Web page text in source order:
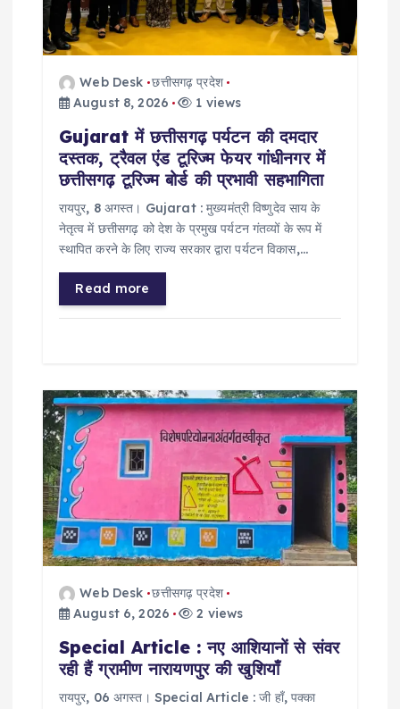
n
Web Desk छत्तीसगढ़ प्रदेश
August 8, 2026
1 views
Gujarat में छत्तीसगढ़ पर्यटन की दमदार
दस्तक, ट्रैवल एंड टूरिज्म फेयर गांधीनगर में
छत्तीसगढ़ टूरिज्म बोर्ड की प्रभावी सहभागिता
रायपुर, 8 अगस्त। Gujarat : मुख्यमंत्री विष्णुदेव साय के
नेतृत्व में छत्तीसगढ़ को देश के प्रमुख पर्यटन गंतव्यों के रूप में
स्थापित करने के लिए राज्य सरकार द्वारा पर्यटन विकास,…
Read more
Web Desk छत्तीसगढ़ प्रदेश
August 6, 2026
2 views
Special Article : नए आशियानों से संवर
रही हैं ग्रामीण नारायणपुर की खुशियाँ
​रायपुर, 06 अगस्त। Special Article : जी हाँ, पक्का